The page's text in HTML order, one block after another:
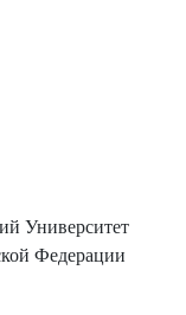
Университет
Федерации